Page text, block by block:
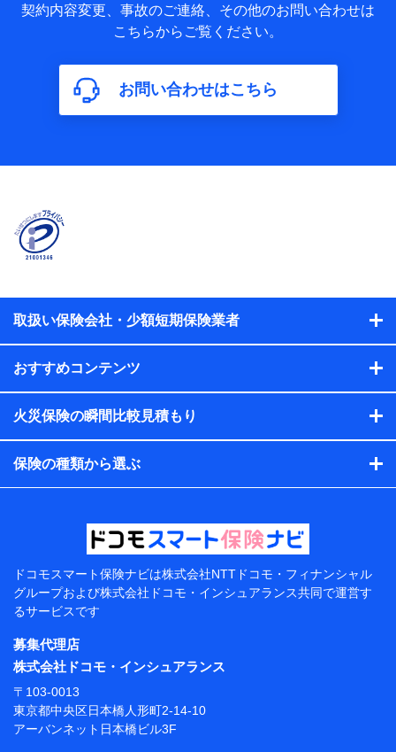
約に関する情報。例として、保険契約者及び被保険者の氏
名、住所、生年月日、性別、保険契約者と被保険者の関係、
保険加入の目的、保険商品の内容、保険料、保険料のお支払
年数などの情報、ペットの種類や年齢などの情報などが含ま
れます。
【共同して利用する者の範囲】
株式会社NTTドコモ
当社又は株式会社NTTドコモが提供する保険関連サービスに
おけるユーザ登録受付および管理のため
当社又は株式会社NTTドコモと取引のあるもしくは委託を受
れらに付帯、関連する当社、株式会社NTTドコモおよび提携
会社のサービスを案内、提供するため
析して、お客さまの趣味・嗜好・傾向に応じたサービス・商
各種セミナーの開催のため
コンサルティングサービスの実施のため
アンケートやキャンペーン等の実施のため
上記に係る案内・手続き・管理等付帯業務を行うため
当該個人データを取り扱う各共同利用者（詳細は次のと
東京都千代田区永田町2丁目11番1号 山王パークタワー
株式会社NTTドコモ 代表取締役社長 前田 義晃
東京都中央区日本橋人形町2-14-10 アーバンネット日
本橋ビル 3F
長 吉村 忠義
※ 当社および株式会社NTTドコモは、お客さまの情報
契約内容変更、事故のご連絡、その他のお問い合わせは
こちらからご覧ください。
お問い合わせはこちら
取扱い保険会社・少額短期保険業者
おすすめコンテンツ
火災保険の瞬間比較見積もり
保険の種類から選ぶ
ドコモスマート保険ナビは株式会社NTTドコモ・フィナンシャル
グループおよび株式会社ドコモ・インシュアランス共同で運営す
るサービスです
募集代理店
株式会社ドコモ・インシュアランス
〒103-0013
東京都中央区日本橋人形町2-14-10
アーバンネット日本橋ビル3F